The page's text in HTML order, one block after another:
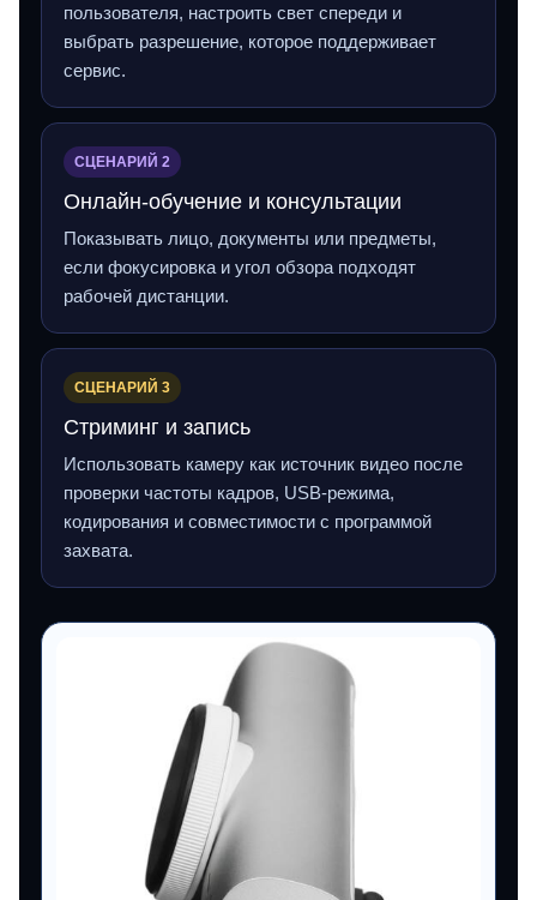
пользователя, настроить свет спереди и
выбрать разрешение, которое поддерживает
сервис.
СЦЕНАРИЙ 2
Онлайн‑обучение и консультации
Показывать лицо, документы или предметы,
если фокусировка и угол обзора подходят
рабочей дистанции.
СЦЕНАРИЙ 3
Стриминг и запись
Использовать камеру как источник видео после
проверки частоты кадров, USB‑режима,
кодирования и совместимости с программой
захвата.